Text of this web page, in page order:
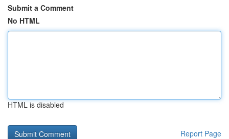
Submit a Comment
No HTML
HTML is disabled
Report Page